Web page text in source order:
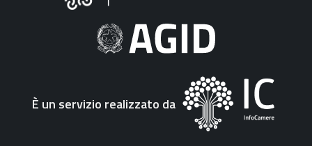
Elettronica"
È un servizio realizzato da